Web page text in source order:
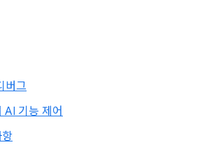
버그
AI 기능 제어